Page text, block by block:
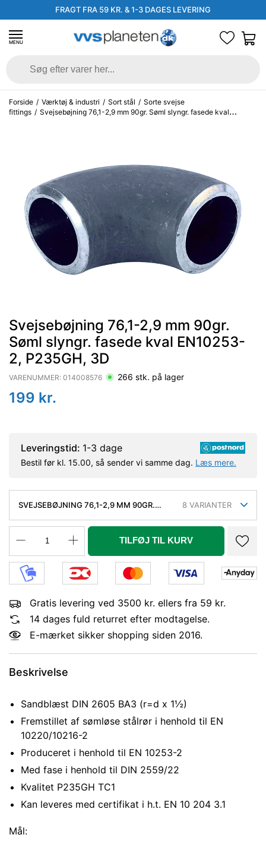
FRAGT FRA 59 KR. & 1-3 DAGES LEVERING
MENU
Forside / Værktøj & industri / Sort stål / Sorte svejse
fittings / Svejsebøjning 76,1-2,9 mm 90gr. Søml slyngr. fasede kval
Svejsebøjning 76,1-2,9 mm 90gr.
Søml slyngr. fasede kval EN10253-
2, P235GH, 3D
VARENUMMER: 014008576 266 stk. på lager
199 kr.
Leveringstid: 1-3 dage
Bestil før kl. 15.00, så sender vi samme dag. Læs mere.
SVEJSEBØJNING 76,1-2,9 MM 90GR.
P235GH, 3D
8 VARIANTER
TILFØJ TIL KURV
Gratis levering ved 3500 kr. ellers fra 59 kr.
14 dages fuld returret efter modtagelse.
E-mærket sikker shopping siden 2016.
Beskrivelse
Sandblæst DIN 2605 BA3 (r=d x 1½)
Fremstillet af sømløse stålrør i henhold til EN
10220/10216-2
Produceret i henhold til EN 10253-2
Med fase i henhold til DIN 2559/22
Kvalitet P235GH TC1
Kan leveres med certifikat i h.t. EN 10 204 3.1
Mål: